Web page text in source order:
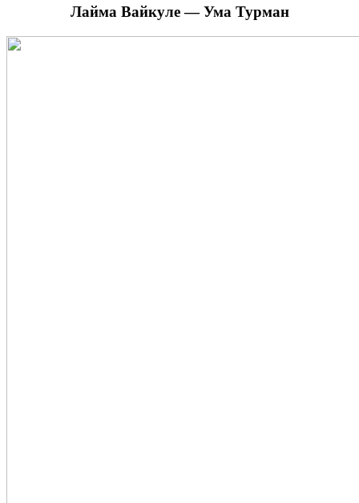
Лайма Вайкуле — Ума Турман